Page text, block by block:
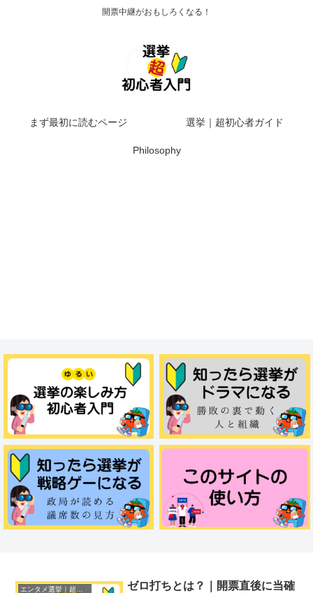
開票中継がおもしろくなる！
まず最初に読むページ 選挙｜超初心者ガイド
Philosophy
ゼロ打ちとは？｜開票直後に当確